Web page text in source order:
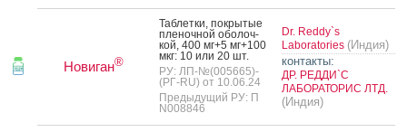
Новиган®
Таб­летки, пок­ры­тые
пле­ноч­ной обо­лоч­
кой, 400 мг+5 мг+100
мкг: 10 или 20 шт.
РУ: ЛП-№(005665)-
(РГ-RU) от 10.06.24
Предыдущий РУ: П
N008846
Dr. Reddy`s
Laboratories (Индия)
контакты:
ДР. РЕДДИ`С
ЛАБОРАТОРИС ЛТД.
(Индия)